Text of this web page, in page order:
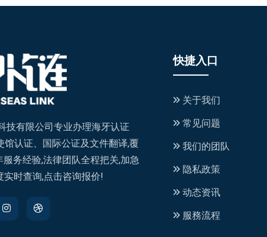
技有限公司专业办理海牙认证
馆认证、国际公证及文件翻译,覆
务经验,法律团队全程把关,加急
实时查询,点击咨询报价!
快捷入口
关于我们
常见问题
我们的团队
隐私政策
动态资讯
服務流程